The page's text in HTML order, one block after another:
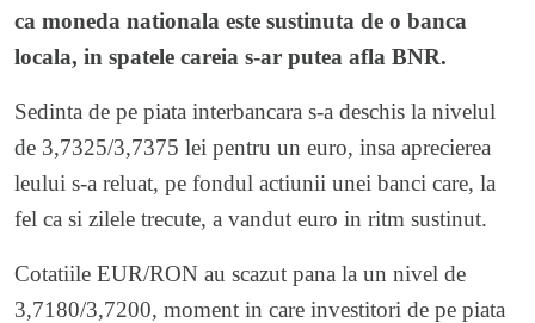
ca moneda nationala este sustinuta de o banca
locala, in spatele careia s-ar putea afla BNR.
Sedinta de pe piata interbancara s-a deschis la nivelul
de 3,7325/3,7375 lei pentru un euro, insa aprecierea
leului s-a reluat, pe fondul actiunii unei banci care, la
fel ca si zilele trecute, a vandut euro in ritm sustinut.
Cotatiile EUR/RON au scazut pana la un nivel de
3,7180/3,7200, moment in care investitori de pe piata